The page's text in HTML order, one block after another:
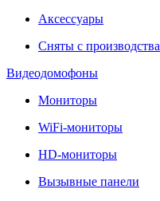
Аксессуары
Сняты с производства
Видеодомофоны
Мониторы
WiFi-мониторы
HD-мониторы
Вызывные панели